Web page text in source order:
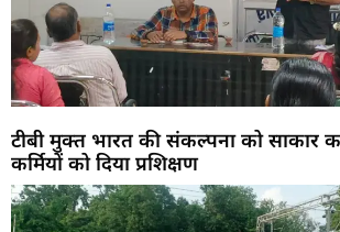
टीबी मुक्त भारत की संकल्पना को साकार
कर्मियों को दिया प्रशिक्षण